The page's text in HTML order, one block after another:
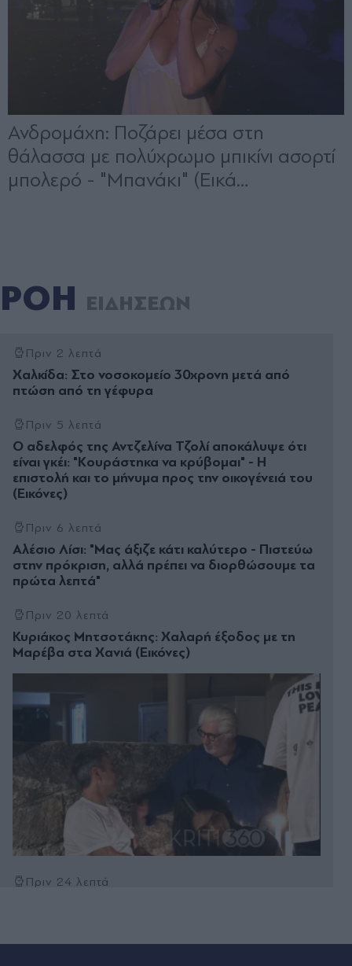
ΡΟΗ ΕΙΔΗΣΕΩΝ
Πριν 2 λεπτά
Χαλκίδα: Στο νοσοκομείο 30χρονη μετά από
πτώση από τη γέφυρα
Πριν 5 λεπτά
Ο αδελφός της Αντζελίνα Τζολί αποκάλυψε ότι
είναι γκέι: "Κουράστηκα να κρύβομαι" - Η
επιστολή και το μήνυμα προς την οικογένειά του
(Εικόνες)
Πριν 6 λεπτά
Αλέσιο Λίσι: "Μας άξιζε κάτι καλύτερο - Πιστεύω
στην πρόκριση, αλλά πρέπει να διορθώσουμε τα
πρώτα λεπτά"
Πριν 20 λεπτά
Κυριάκος Μητσοτάκης: Χαλαρή έξοδος με τη
Μαρέβα στα Χανιά (Εικόνες)
Πριν 24 λεπτά